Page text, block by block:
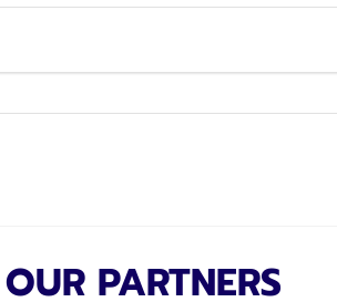
OUR PARTNERS